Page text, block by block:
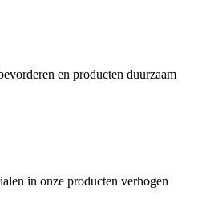
en producten duurzaam
in onze producten verhogen